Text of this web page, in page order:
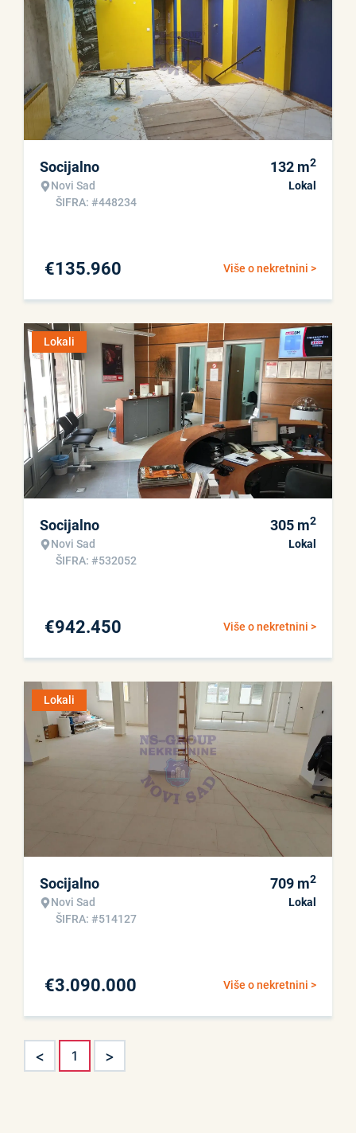
Socijalno
Novi Sad
ŠIFRA: #448234
132 m2
Lokal
Više o nekretnini >
€135.960
Lokali
Socijalno
Novi Sad
ŠIFRA: #532052
305 m2
Lokal
Više o nekretnini >
€942.450
Lokali
Socijalno
Novi Sad
ŠIFRA: #514127
709 m2
Lokal
Više o nekretnini >
€3.090.000
< 1 >